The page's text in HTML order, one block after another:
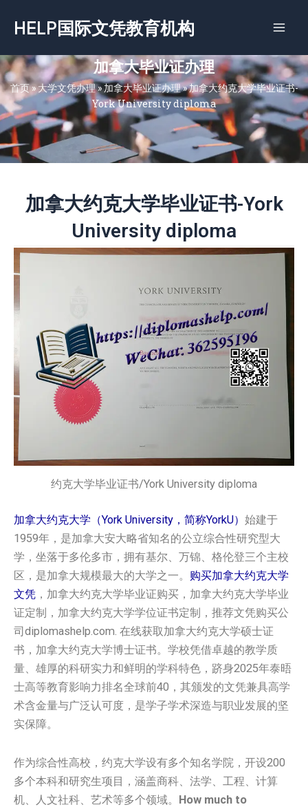
容
HELP国际文凭教育机构
加拿大毕业证办理
首页»大学文凭办理»加拿大毕业证办理»加拿大约克大学毕业证书-
York University diploma
加拿大约克大学毕业证书-York
University diploma
约克大学毕业证书/York University diploma
加拿大约克大学（York University，简称YorkU） 始建于
1959年，是加拿大安大略省知名的公立综合性研究型大
学，坐落于多伦多市，拥有基尔、万锦、格伦登三个主校
区，是加拿大规模最大的大学之一。 购买加拿大约克大学‌
文凭 ，加拿大约克大学‌毕业证购买，加拿大约克大学‌毕业
证定制，加拿大约克大学‌学位证书定制，推荐文凭购买公
司diplomashelp.com. 在线获取加拿大约克大学‌硕士证
书，加拿大约克大学‌博士证书。学校凭借卓越的教学质
量、雄厚的科研实力和鲜明的学科特色，跻身2025年泰晤
士高等教育影响力排名全球前40，其颁发的文凭兼具高学
术含金量与广泛认可度，是学子学术深造与职业发展的坚
实保障。
作为综合性高校，约克大学设有多个知名学院，开设200
多个本科和研究生项目，涵盖商科、法学、工程、计算
机、人文社科、艺术等多个领域。 How much to